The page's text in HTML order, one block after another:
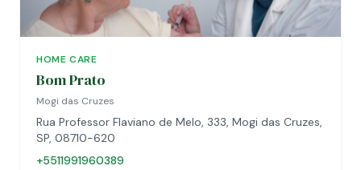
HOME CARE
Bom Prato
Mogi das Cruzes
Rua Professor Flaviano de Melo, 333, Mogi das Cruzes,
SP, 08710-620
+5511991960389